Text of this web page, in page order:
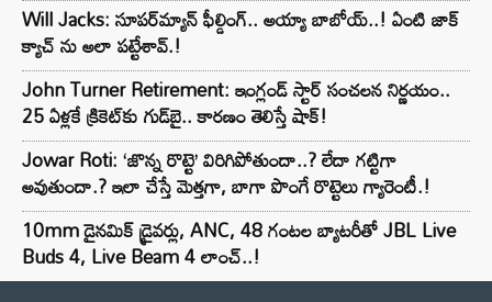
Will Jacks: సూపర్‌మ్యాన్ ఫీల్డింగ్.. అయ్యా బాబోయ్..! ఏంటి జాక్
క్యాచ్ ను అలా పట్టేశావ్.!
John Turner Retirement: ఇంగ్లండ్ స్టార్ సంచలన నిర్ణయం..
25 ఏళ్లకే క్రికెట్‌కు గుడ్‌బై.. కారణం తెలిస్తే షాక్!
Jowar Roti: ‘జొన్న రొట్టె’ విరిగిపోతుందా..? లేదా గట్టిగా
అవుతుందా.? ఇలా చేస్తే మెత్తగా, బాగా పొంగే రొట్టెలు గ్యారెంటీ.!
10mm డైనమిక్ డ్రైవర్లు, ANC, 48 గంటల బ్యాటరీతో JBL Live
Buds 4, Live Beam 4 లాంచ్..!